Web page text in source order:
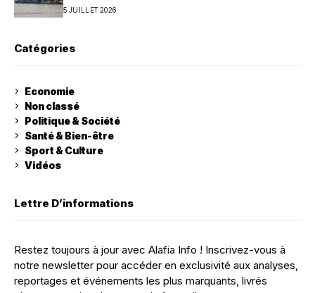
5 JUILLET 2026
Catégories
Economie
Non classé
Politique & Société
Santé & Bien-être
Sport & Culture
Vidéos
Lettre D’informations
Restez toujours à jour avec Alafia Info ! Inscrivez-vous à
notre newsletter pour accéder en exclusivité aux analyses,
reportages et événements les plus marquants, livrés